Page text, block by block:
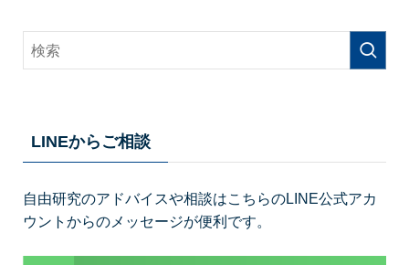
LINEからご相談
自由研究のアドバイスや相談はこちらのLINE公式アカ
ウントからのメッセージが便利です。